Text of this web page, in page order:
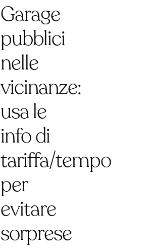
Garage
pubblici
nelle
vicinanze:
usa le
info di
tariffa/tempo
per
evitare
sorprese